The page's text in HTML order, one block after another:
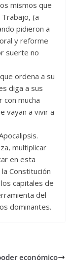
mismos que
(a
pidieron a
y reforme
suerte no
ordena a su
diga a sus
mucha
vayan a vivir a
multiplicar
en esta
Constitución
capitales de
del
dominantes.
económico